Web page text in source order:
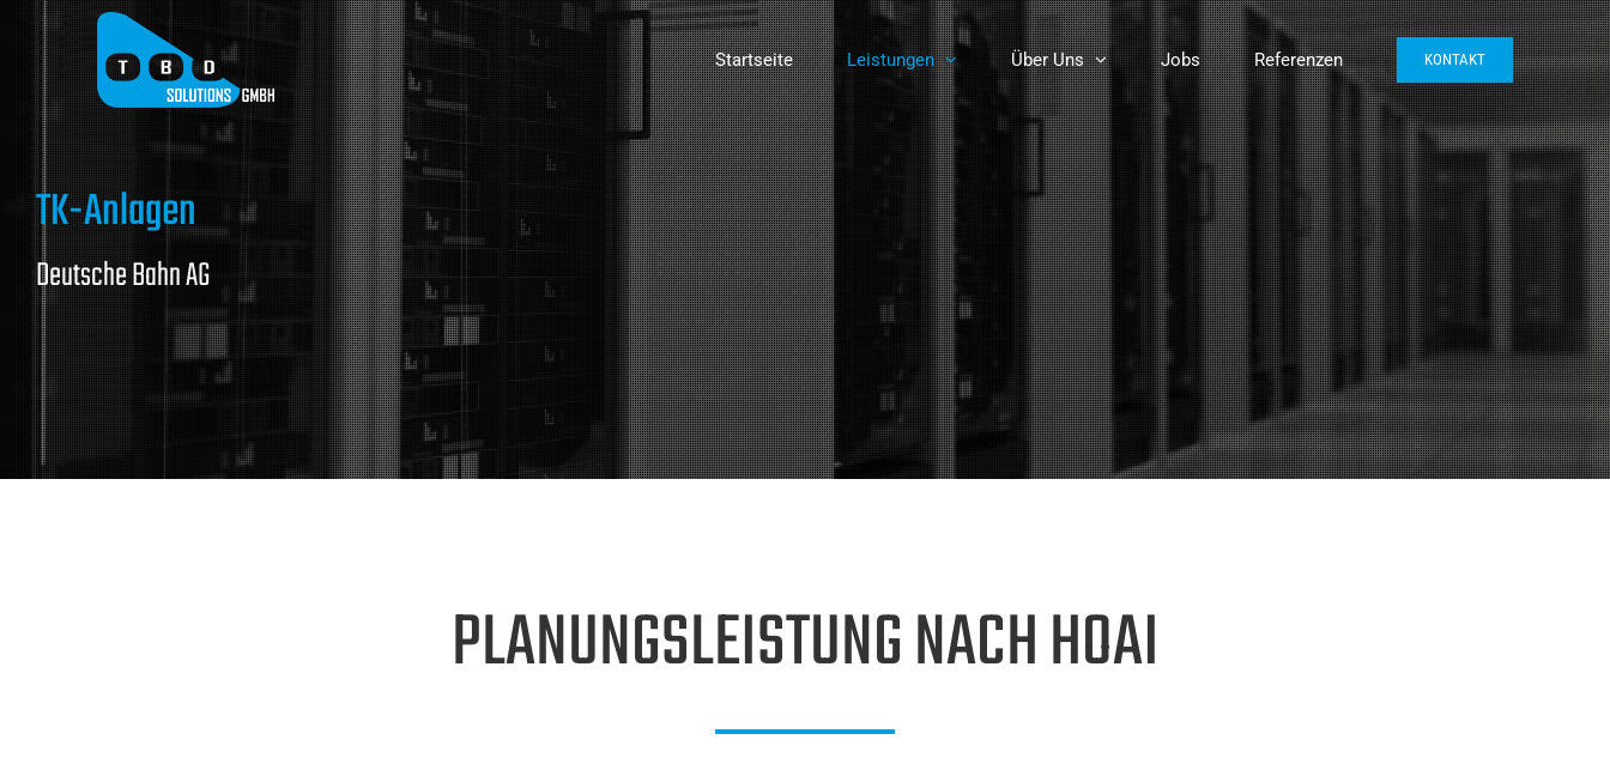
Zum
Inhalt
springen
Startseite Leistungen Über Uns Jobs Referenzen KONTAKT
TK-Anlagen
Deutsche Bahn AG
PLANUNGSLEISTUNG NACH HOAI